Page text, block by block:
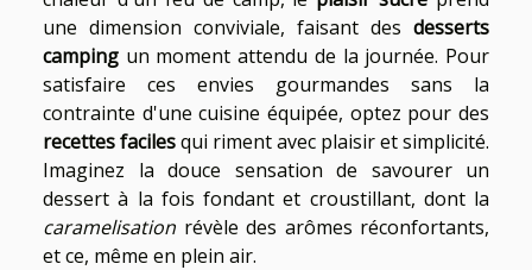
une dimension conviviale, faisant des desserts
camping un moment attendu de la journée. Pour
satisfaire ces envies gourmandes sans la
contrainte d'une cuisine équipée, optez pour des
recettes facilesqui riment avec plaisir et simplicité.
Imaginez la douce sensation de savourer un
dessert à la fois fondant et croustillant, dont la
caramelisation révèle des arômes réconfortants,
et ce, même en plein air.